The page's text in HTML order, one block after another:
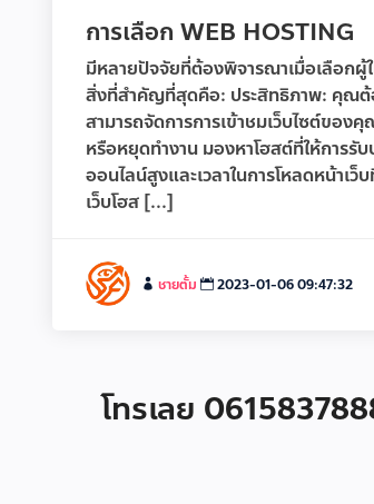
การเลือก WEB HOSTING
มีหลายปัจจัยที่ต้องพิจารณาเมื่อเลือกผู้
สิ่งที่สำคัญที่สุดคือ: ประสิทธิภาพ: คุณต้
สามารถจัดการการเข้าชมเว็บไซต์ของคุ
หรือหยุดทำงาน มองหาโฮสต์ที่ให้การรับ
ออนไลน์สูงและเวลาในการโหลดหน้าเว็
เว็บโฮส [...]
ชายตั้ม 2023-01-06 09:47:32
โทรเลย